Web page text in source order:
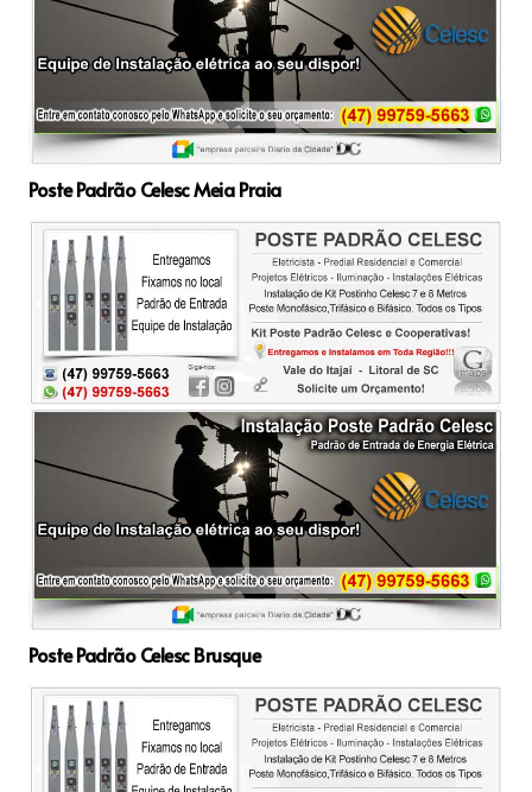
Poste Padrão Celesc Meia Praia
Poste Padrão Celesc Brusque